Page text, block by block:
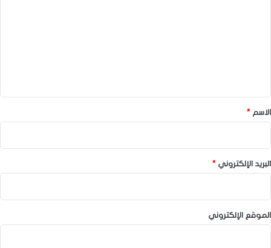
*
الاسم *
البريد الإلكتروني *
الموقع الإلكتروني